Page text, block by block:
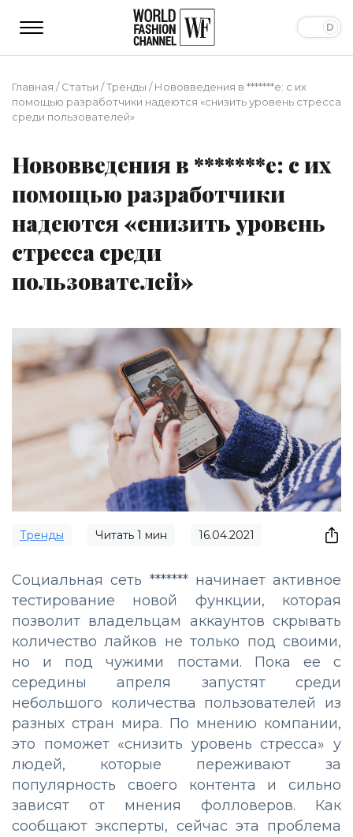
Главная /Статьи /Тренды /Нововведения в *******е: с их
помощью разработчики надеются «снизить уровень стресса
среди пользователей»
Нововведения в *******е: с их
помощью разработчики
надеются «снизить уровень
стресса среди
пользователей»
Тренды Читать 1 мин 16.04.2021
Социальная сеть ******* начинает активное
тестирование новой функции, которая
позволит владельцам аккаунтов скрывать
количество лайков не только под своими,
но и под чужими постами. Пока ее с
середины апреля запустят среди
небольшого количества пользователей из
разных стран мира. По мнению компании,
это поможет «снизить уровень стресса» у
людей, которые переживают за
популярность своего контента и сильно
зависят от мнения фолловеров. Как
сообщают эксперты, сейчас эта проблема